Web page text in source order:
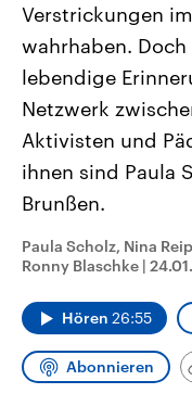
Landtagswahl
2026
Alle Informationen
Sachsen-Anhalt wählt
September 2026
Landtag. Seit 2021
Bundesland von einer
CDU, SPD und FDP
Umfragen, Prognosen,
Wahlprogramme,
und Hintergründe zu
Wahl.
Sendungen
Audio-Archiv
Verstrickungen
wahrhaben.
lebendige
Netzwerk
Aktivisten und
ihnen sind Paula
Brunßen.
Paula Scholz, Nina
Ronny Blaschke |
Hören 26:55
Abonnieren